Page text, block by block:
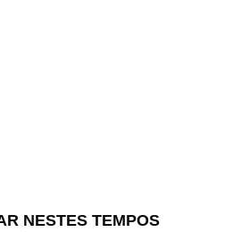
NESTES TEMPOS